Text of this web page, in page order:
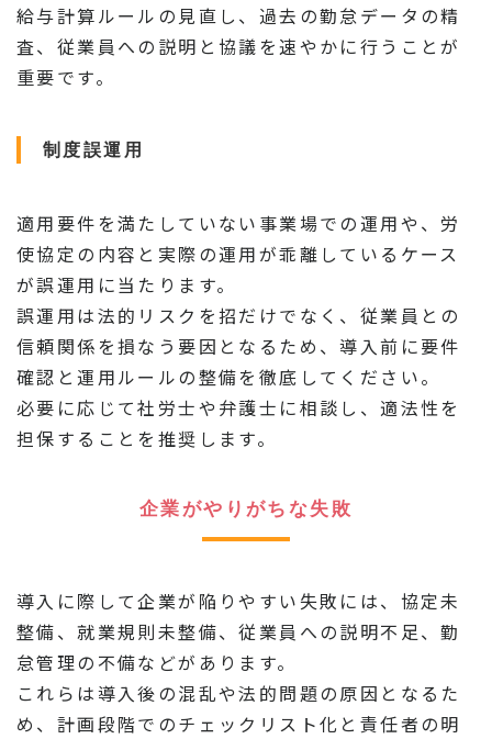
給与計算ルールの見直し、過去の勤怠データの精
査、従業員への説明と協議を速やかに行うことが
重要です。
制度誤運用
適用要件を満たしていない事業場での運用や、労
使協定の内容と実際の運用が乖離しているケース
が誤運用に当たります。
誤運用は法的リスクを招だけでなく、従業員との
信頼関係を損なう要因となるため、導入前に要件
確認と運用ルールの整備を徹底してください。
必要に応じて社労士や弁護士に相談し、適法性を
担保することを推奨します。
企業がやりがちな失敗
導入に際して企業が陥りやすい失敗には、協定未
整備、就業規則未整備、従業員への説明不足、勤
怠管理の不備などがあります。
これらは導入後の混乱や法的問題の原因となるた
め、計画段階でのチェックリスト化と責任者の明